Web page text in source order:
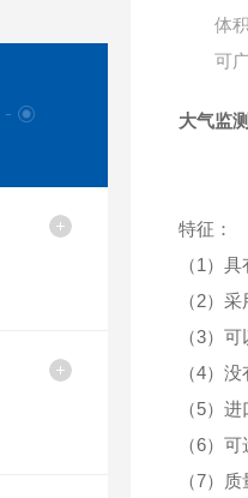
体积
可广泛
大气监
特征：
（1）
（2）
（3）
（4）
（5）
（6）
（7）